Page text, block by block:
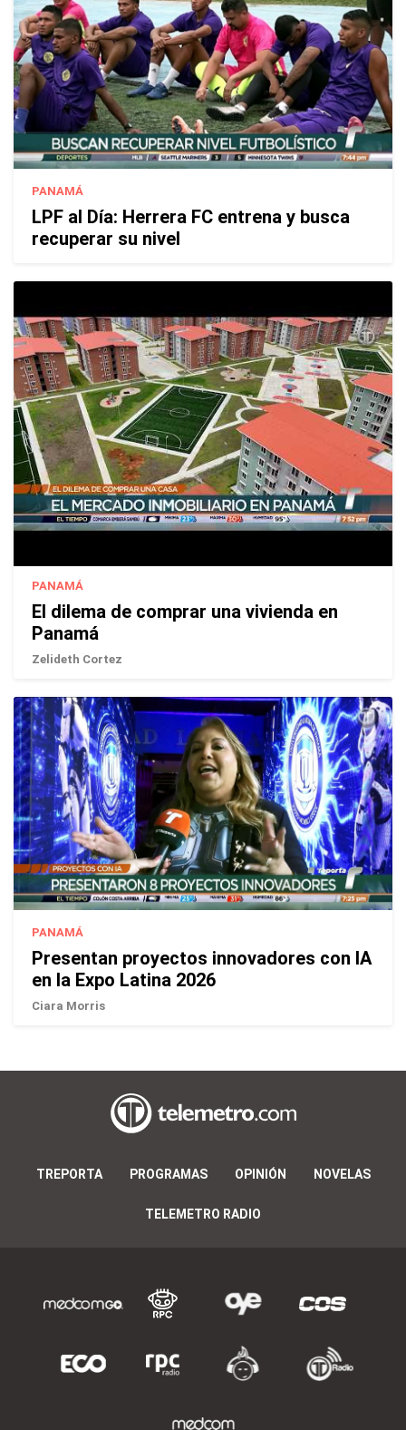
PANAMÁ
LPF al Día: Herrera FC entrena y busca
recuperar su nivel
PANAMÁ
El dilema de comprar una vivienda en
Panamá
Zelideth Cortez
PANAMÁ
Presentan proyectos innovadores con IA
en la Expo Latina 2026
Ciara Morris
TREPORTA PROGRAMAS OPINIÓN NOVELAS
TELEMETRO RADIO